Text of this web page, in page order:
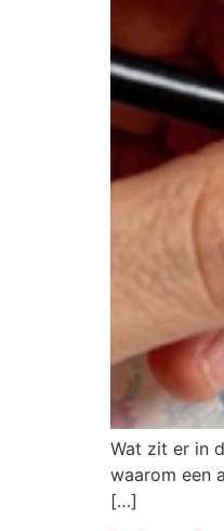
Wat zit er in
waarom een
[…]